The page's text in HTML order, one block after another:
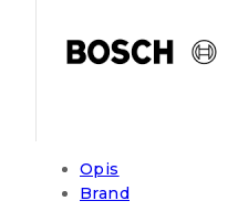
Opis
Brand